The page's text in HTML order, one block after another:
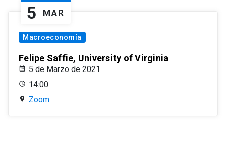
5 MAR
Macroeconomía
Felipe Saffie, University of Virginia
5 de Marzo de 2021
14:00
Zoom